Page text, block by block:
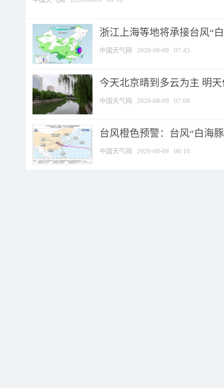
浙江上海等地将承接台风“
中国天气网 2026-08-09 07:45
今天北京晴到多云为主 明
中国天气网 2026-08-09 07:08
台风橙色预警：台风“白海
中国天气网 2026-08-09 06:10